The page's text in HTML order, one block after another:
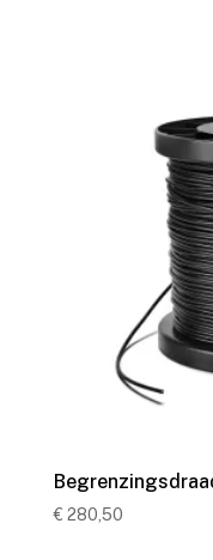
€ 280,50